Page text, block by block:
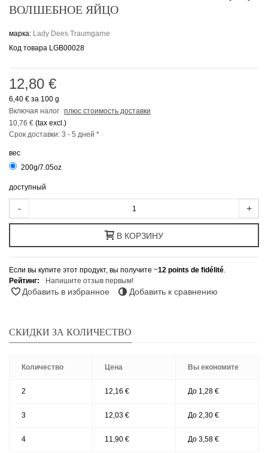
ВОЛШЕБНОЕ ЯЙЦО
марка: Lady Dees Traumgarne
Код товара LGB00028
12,80 €
6,40 € за 100 g
Включая налог плюс стоимость доставки
10,76 € (tax excl.)
Срок доставки: 3 - 5 дней *
вес
200g/7.05oz
доступный
- +
В КОРЗИНУ
Если вы купите этот продукт, вы получите ~12 points de fidélité.
Рейтинг:
Напишите отзыв первым!
Добавить в избранное Добавить к сравнению
СКИДКИ ЗА КОЛИЧЕСТВО
Количество Цена Вы економите
2 12,16 € До 1,28 €
3 12,03 € До 2,30 €
4 11,90 € До 3,58 €